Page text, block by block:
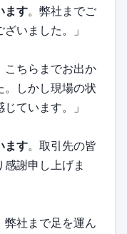
ます。弊社までご
いました。」
こちらまでお出か
。しかし現場の状
ています。」
ます。取引先の皆
謝申し上げま
弊社まで足を運ん